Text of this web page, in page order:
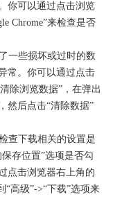
你可以通过点击浏览
Chrome”来检查是否
一些损坏或过时的数
常。你可以通过点击
除浏览数据”，在弹出
然后点击“清除数据”
查下载相关的设置是
存位置”选项是否勾
点击浏览器右上角的
“高级”->“下载”选项来